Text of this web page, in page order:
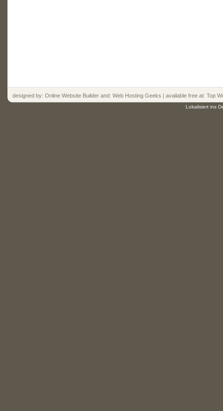
designed by: Online Website Builder and: Web Hosting Geeks | available free at: Top
Lokalisiert ins